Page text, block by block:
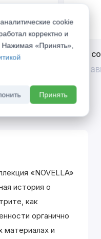
двери при
Divilux
До 31
«NOVELLA»
история о
как
органично
материалах и
cookie
корректно и
«Принять»,
Принять